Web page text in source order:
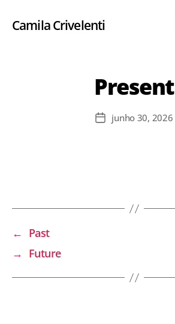
Camila Crivelenti
Present
junho 30, 2026
← Past
→ Future